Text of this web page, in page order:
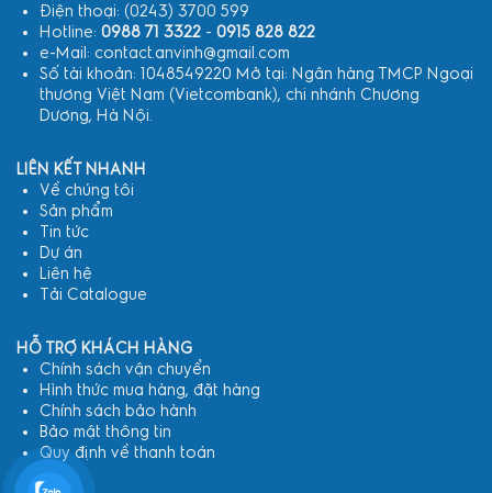
Điện thoại: (0243) 3700 599
Hotline: 0988 71 3322- 0915 828 822
e-Mail: contact.anvinh@gmail.com
Số tài khoản: 1048549220 Mở tại: Ngân hàng TMCP Ngoại
thương Việt Nam (Vietcombank), chi nhánh Chương
Dương, Hà Nội.
LIÊN KẾT NHANH
Về chúng tôi
Sản phẩm
Tin tức
Dự án
Liên hệ
Tải Catalogue
HỖ TRỢ KHÁCH HÀNG
Chính sách vận chuyển
Hình thức mua hàng, đặt hàng
Chính sách bảo hành
Bảo mật thông tin
Quy định về thanh toán